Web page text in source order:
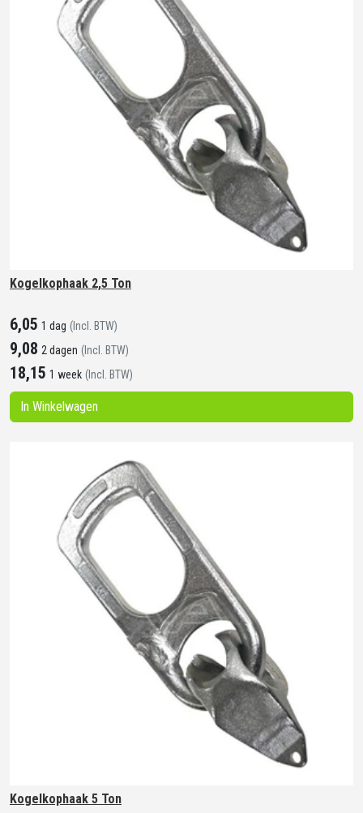
Kogelkophaak 2,5 Ton
6,05 1 dag (Incl. BTW)
9,08 2 dagen (Incl. BTW)
18,15 1 week (Incl. BTW)
In Winkelwagen
Kogelkophaak 5 Ton